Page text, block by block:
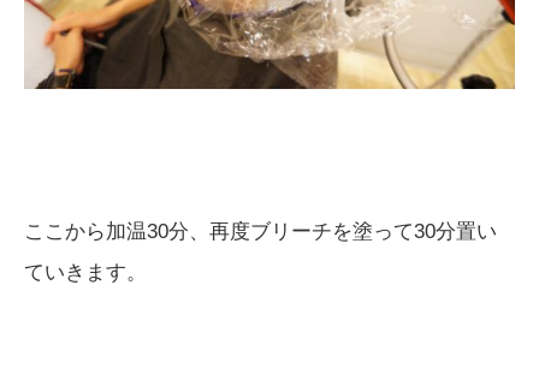
ここから加温30分、再度ブリーチを塗って30分置い
ていきます。